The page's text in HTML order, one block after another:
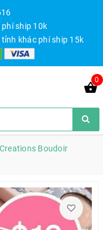
ship 10k
khác phí ship 15k
0
Boudoir